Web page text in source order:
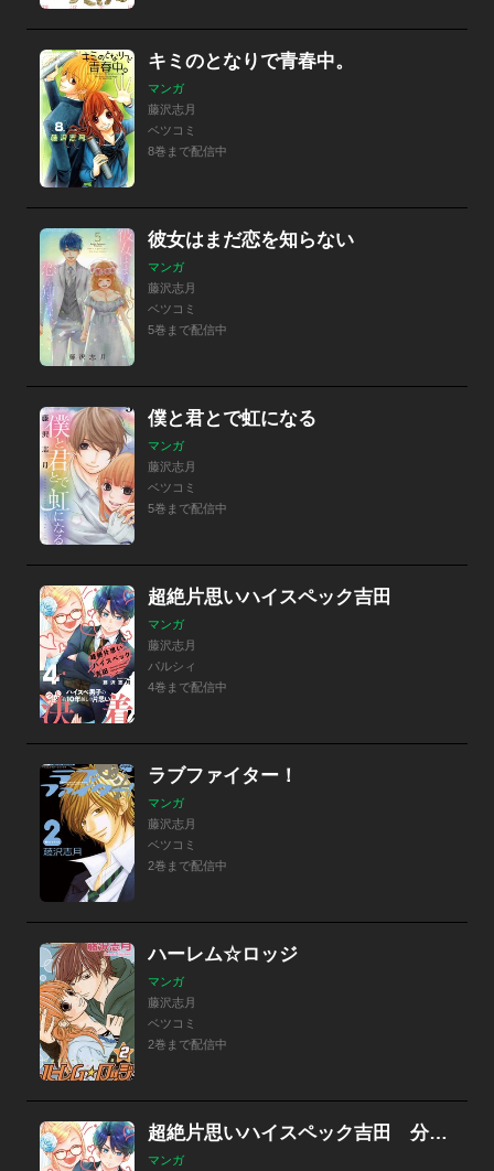
キミのとなりで青春中。
マンガ
藤沢志月
ベツコミ
8巻まで配信中
彼女はまだ恋を知らない
マンガ
藤沢志月
ベツコミ
5巻まで配信中
僕と君とで虹になる
マンガ
藤沢志月
ベツコミ
5巻まで配信中
超絶片思いハイスペック吉田
マンガ
藤沢志月
パルシィ
4巻まで配信中
ラブファイター！
マンガ
藤沢志月
ベツコミ
2巻まで配信中
ハーレム☆ロッジ
マンガ
藤沢志月
ベツコミ
2巻まで配信中
超絶片思いハイスペック吉田 分冊版
マンガ